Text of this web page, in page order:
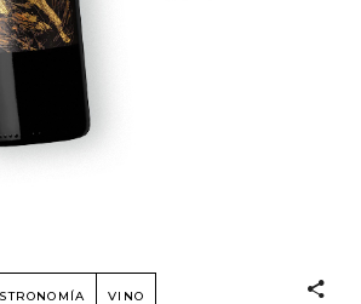
VINO